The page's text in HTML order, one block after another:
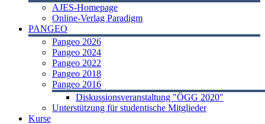
AJES-Homepage
Online-Verlag Paradigm
PANGEO
Pangeo 2026
Pangeo 2024
Pangeo 2022
Pangeo 2018
Pangeo 2016
Diskussionsveranstaltung "ÖGG 2020"
Unterstützung für studentische Mitglieder
Kurse